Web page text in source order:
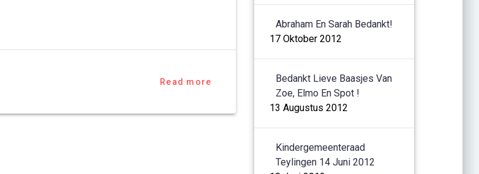
Read more
Abraham En Sarah Bedankt!
17 Oktober 2012
Bedankt Lieve Baasjes Van
Zoe, Elmo En Spot !
13 Augustus 2012
Kindergemeenteraad
Teylingen 14 Juni 2012